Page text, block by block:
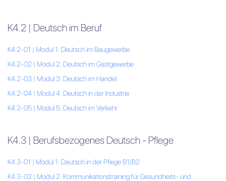
K4.2 | Deutsch im Beruf
K4.2-01 | Modul 1: Deutsch im Baugewerbe
K4.2-02 | Modul 2: Deutsch im Gastgewerbe
K4.2-03 | Modul 3: Deutsch im Handel
K4.2-04 | Modul 4: Deutsch in der Industrie
K4.2-05 | Modul 5: Deutsch im Verkehr
K4.3 | Berufsbezogenes Deutsch - Pflege
K4.3-01 | Modul 1: Deutsch in der Pflege B1/B2
K4.3-02 | Modul 2: Kommunikationstraining für Gesundheits- und